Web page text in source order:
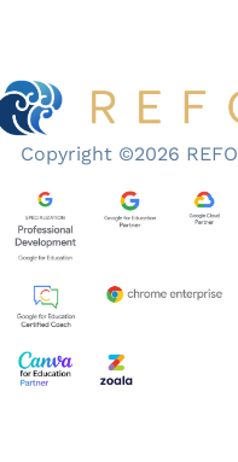
Copyright ©2026 REFO